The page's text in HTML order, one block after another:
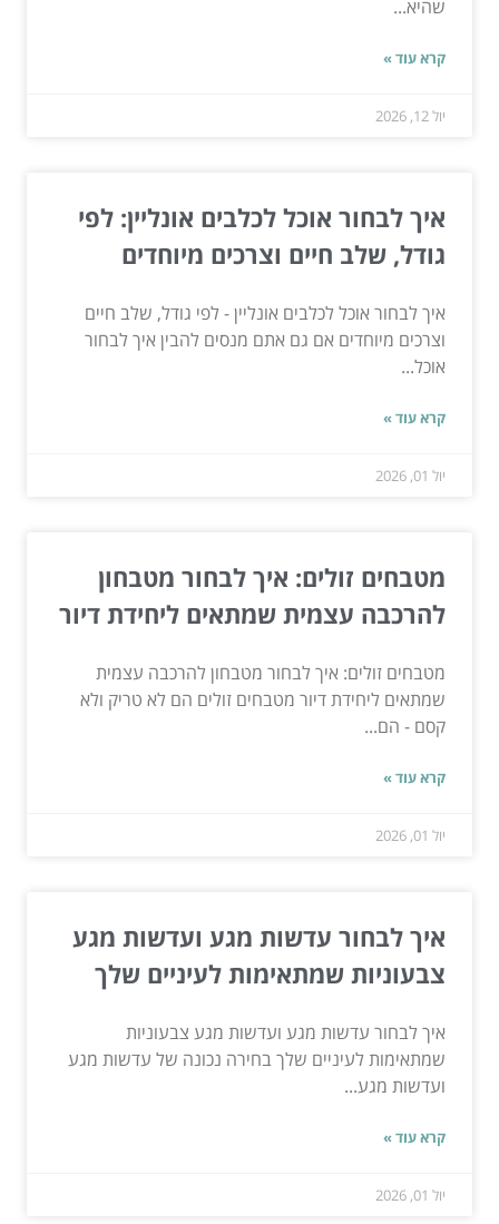
שהיא...
קרא עוד »
יול 12, 2026
איך לבחור אוכל לכלבים אונליין: לפי
גודל, שלב חיים וצרכים מיוחדים
איך לבחור אוכל לכלבים אונליין - לפי גודל, שלב חיים
וצרכים מיוחדים אם גם אתם מנסים להבין איך לבחור
אוכל...
קרא עוד »
יול 01, 2026
מטבחים זולים: איך לבחור מטבחון
להרכבה עצמית שמתאים ליחידת דיור
מטבחים זולים: איך לבחור מטבחון להרכבה עצמית
שמתאים ליחידת דיור מטבחים זולים הם לא טריק ולא
קסם - הם...
קרא עוד »
יול 01, 2026
איך לבחור עדשות מגע ועדשות מגע
צבעוניות שמתאימות לעיניים שלך
איך לבחור עדשות מגע ועדשות מגע צבעוניות
שמתאימות לעיניים שלך בחירה נכונה של עדשות מגע
ועדשות מגע...
קרא עוד »
יול 01, 2026